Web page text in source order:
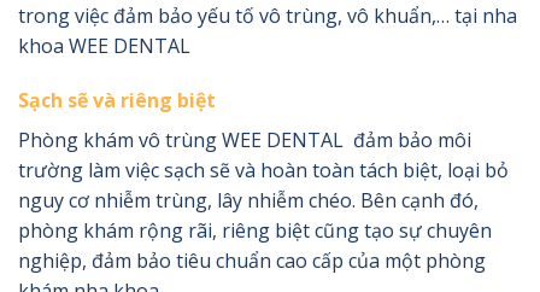
trong việc đảm bảo yếu tố vô trùng, vô khuẩn,… tại nha
khoa WEE DENTAL
Sạch sẽ và riêng biệt
Phòng khám vô trùng WEE DENTAL đảm bảo môi
trường làm việc sạch sẽ và hoàn toàn tách biệt, loại bỏ
nguy cơ nhiễm trùng, lây nhiễm chéo. Bên cạnh đó,
phòng khám rộng rãi, riêng biệt cũng tạo sự chuyên
nghiệp, đảm bảo tiêu chuẩn cao cấp của một phòng